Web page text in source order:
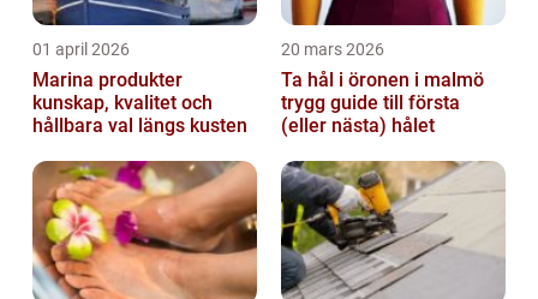
01 april 2026
Marina produkter
kunskap, kvalitet och
hållbara val längs kusten
20 mars 2026
Ta hål i öronen i malmö
trygg guide till första
(eller nästa) hålet